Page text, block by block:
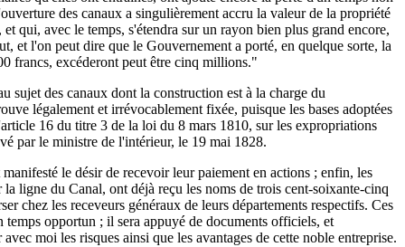
des canaux a singulièrement accru la valeur de la propriété
qui, avec le temps, s'étendra sur un rayon bien plus grand encore,
et l'on peut dire que le Gouvernement a porté, en quelque sorte, la
francs, excéderont peut être cinq millions."
sujet des canaux dont la construction est à la charge du
légalement et irrévocablement fixée, puisque les bases adoptées
16 du titre 3 de la loi du 8 mars 1810, sur les expropriations
par le ministre de l'intérieur, le 19 mai 1828.
le désir de recevoir leur paiement en actions ; enfin, les
ligne du Canal, ont déjà reçu les noms de trois cent-soixante-cinq
chez les receveurs généraux de leurs départements respectifs. Ces
temps opportun ; il sera appuyé de documents officiels, et
moi les risques ainsi que les avantages de cette noble entreprise.